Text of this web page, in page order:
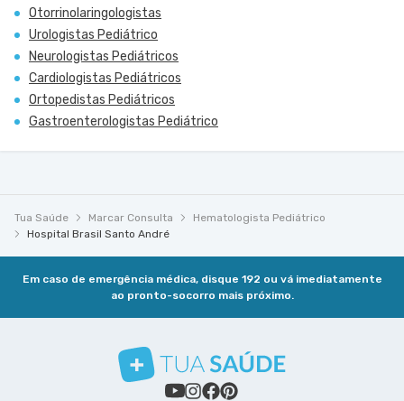
Otorrinolaringologistas
Urologistas Pediátrico
Neurologistas Pediátricos
Cardiologistas Pediátricos
Ortopedistas Pediátricos
Gastroenterologistas Pediátrico
Tua Saúde Marcar Consulta
Hematologista Pediátrico
Hospital Brasil Santo André
Em caso de emergência médica, disque 192 ou vá imediatamente
ao pronto-socorro mais próximo.